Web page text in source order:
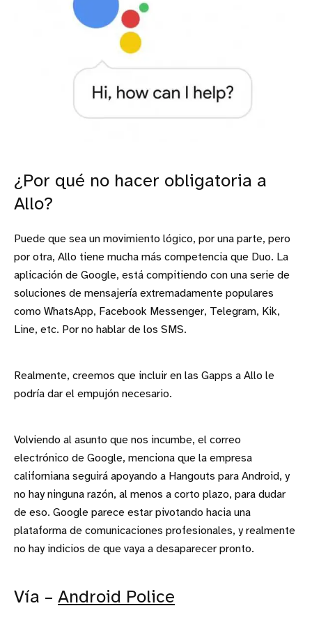
¿Por qué no hacer obligatoria a
Allo?
Puede que sea un movimiento lógico, por una parte, pero
por otra, Allo tiene mucha más competencia que Duo. La
aplicación de Google, está compitiendo con una serie de
soluciones de mensajería extremadamente populares
como WhatsApp, Facebook Messenger, Telegram, Kik,
Line, etc. Por no hablar de los SMS.
Realmente, creemos que incluir en las Gapps a Allo le
podría dar el empujón necesario.
Volviendo al asunto que nos incumbe, el correo
electrónico de Google, menciona que la empresa
californiana seguirá apoyando a Hangouts para Android, y
no hay ninguna razón, al menos a corto plazo, para dudar
de eso. Google parece estar pivotando hacia una
plataforma de comunicaciones profesionales, y realmente
no hay indicios de que vaya a desaparecer pronto.
Vía – Android Police